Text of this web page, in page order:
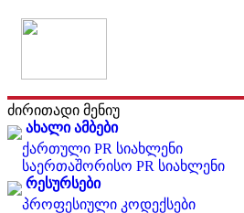
ძირითადი მენიუ
ახალი ამბები
ქართული PR სიახლენი
საერთაშორისო PR სიახლენი
რესურსები
პროფესიული კოდექსები